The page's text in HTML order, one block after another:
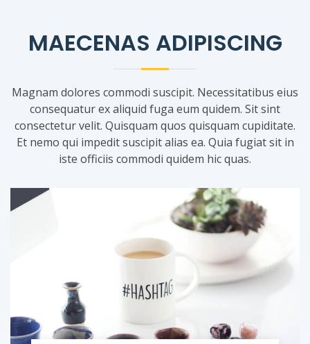
MAECENAS ADIPISCING
Magnam dolores commodi suscipit. Necessitatibus eius
consequatur ex aliquid fuga eum quidem. Sit sint
consectetur velit. Quisquam quos quisquam cupiditate.
Et nemo qui impedit suscipit alias ea. Quia fugiat sit in
iste officiis commodi quidem hic quas.